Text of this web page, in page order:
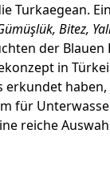
Turkaegean.
Bitez,
der Blauen
in
erkundet
für
reiche